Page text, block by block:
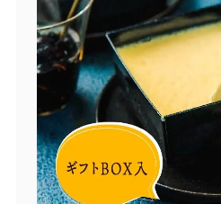
商品一覧
とろ生チーズケーキ
濃抹茶とろ生ガトーシ
ョコラ
とろ生シュー